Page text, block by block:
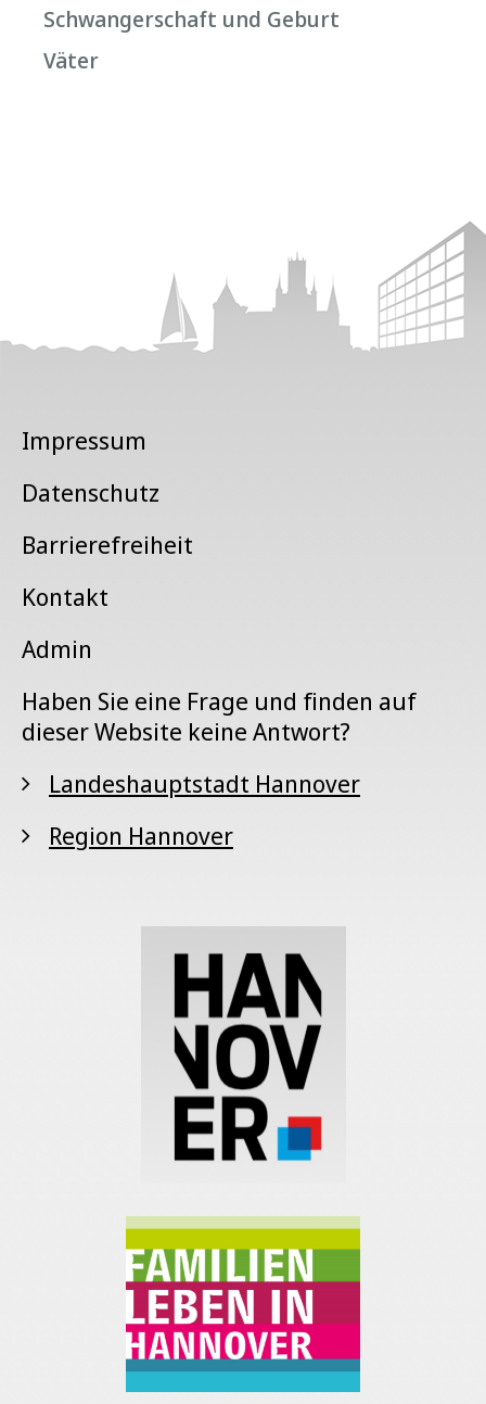
Schwangerschaft und Geburt
Väter
Impressum
Datenschutz
Barrierefreiheit
Kontakt
Admin
Haben Sie eine Frage und finden auf
dieser Website keine Antwort?
Landeshauptstadt Hannover
Region Hannover